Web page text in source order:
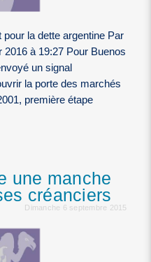
la dette argentine Par
à 19:27 Pour Buenos
un signal
la porte des marchés
première étape
une manche
créanciers
Dimanche 6 septembre 2015